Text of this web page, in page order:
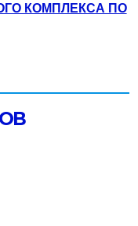
КОМПЛЕКСА ПО